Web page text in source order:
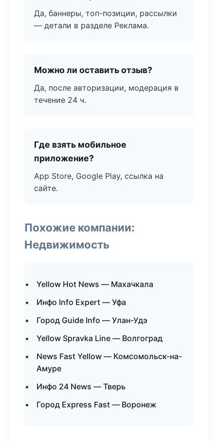
Да, баннеры, топ-позиции, рассылки
— детали в разделе Реклама.
Можно ли оставить отзыв?
Да, после авторизации, модерация в
течение 24 ч.
Где взять мобильное
приложение?
App Store, Google Play, ссылка на
сайте.
Похожие компании:
Недвижимость
Yellow Hot News — Махачкала
Инфо Info Expert — Уфа
Город Guide Info — Улан-Удэ
Yellow Spravka Line — Волгоград
News Fast Yellow — Комсомольск-на-
Амуре
Инфо 24 News — Тверь
Город Express Fast — Воронеж